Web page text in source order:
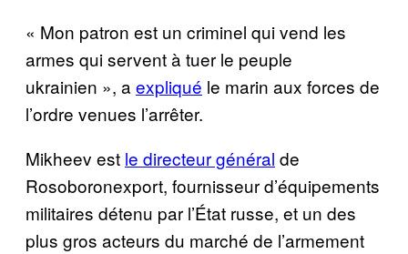
« Mon patron est un criminel qui vend les
armes qui servent à tuer le peuple
ukrainien », a expliqué le marin aux forces de
l’ordre venues l’arrêter.
Mikheev est le directeur général de
Rosoboronexport, fournisseur d’équipements
militaires détenu par l’État russe, et un des
plus gros acteurs du marché de l’armement